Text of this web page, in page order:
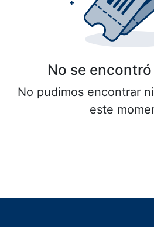
No se
No pudimos encontrar
este